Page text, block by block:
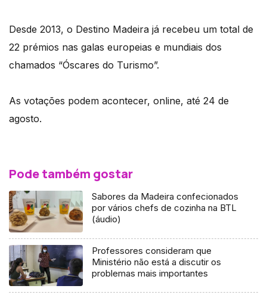
Desde 2013, o Destino Madeira já recebeu um total de
22 prémios nas galas europeias e mundiais dos
chamados “Óscares do Turismo”.
As votações podem acontecer, online, até 24 de
agosto.
Pode também gostar
Sabores da Madeira confecionados
por vários chefs de cozinha na BTL
(áudio)
Professores consideram que
Ministério não está a discutir os
problemas mais importantes